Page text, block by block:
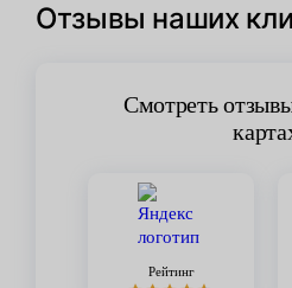
Отзывы наших
Смотреть
Рейтинг